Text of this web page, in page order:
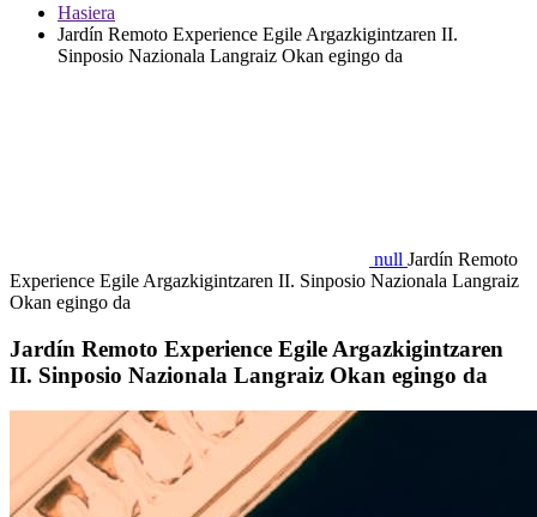
Hasiera
Jardín Remoto Experience Egile Argazkigintzaren II.
Sinposio Nazionala Langraiz Okan egingo da
null Jardín Remoto
Experience Egile Argazkigintzaren II. Sinposio Nazionala Langraiz
Okan egingo da
Jardín Remoto Experience Egile Argazkigintzaren
II. Sinposio Nazionala Langraiz Okan egingo da